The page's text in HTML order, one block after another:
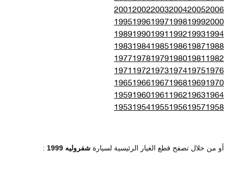
2006
2005
2004
2003
2002
2001
2000
1999
1998
1997
1996
1995
1994
1993
1992
1991
1990
1989
1988
1987
1986
1985
1984
1983
1982
1981
1980
1979
1978
1977
1976
1975
1974
1973
1972
1971
1970
1969
1968
1967
1966
1965
1964
1963
1962
1961
1960
1959
1958
1957
1956
1955
1954
1953
أو من خلال تصفح قطع الغيار الرئيسية لسيارة شفروليه 1999 :